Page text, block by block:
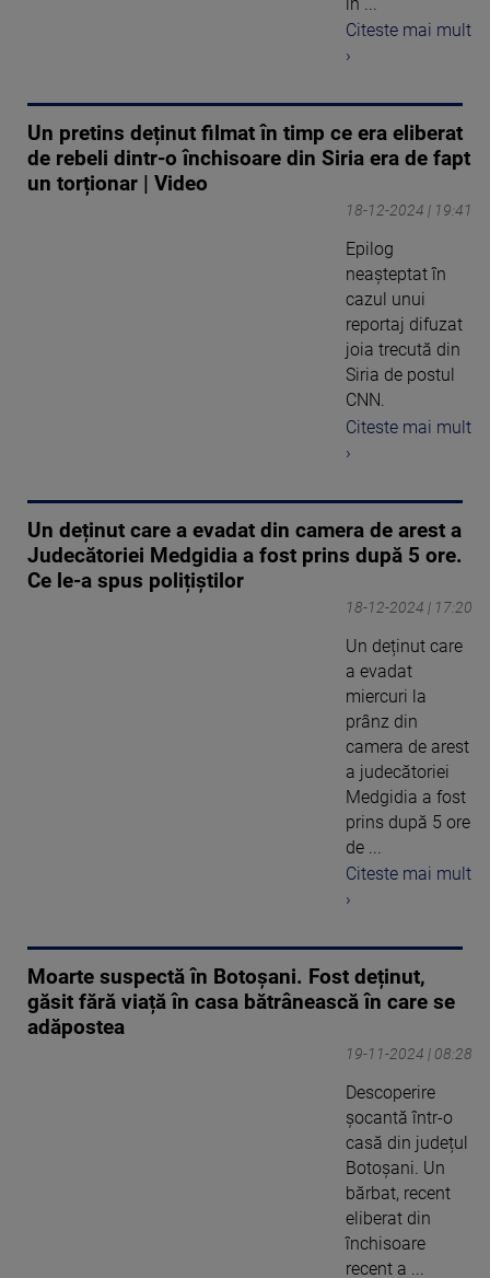
Citeste mai mult
›
Un pretins deținut filmat în timp ce era eliberat
de rebeli dintr-o închisoare din Siria era de fapt
un torționar | Video
18-12-2024 | 19:41
Epilog
neaşteptat în
cazul unui
reportaj difuzat
joia trecută din
Siria de postul
CNN.
Citeste mai mult
›
Un deținut care a evadat din camera de arest a
Judecătoriei Medgidia a fost prins după 5 ore.
Ce le-a spus polițiștilor
18-12-2024 | 17:20
Un deținut care
a evadat
miercuri la
prânz din
camera de arest
a judecătoriei
Medgidia a fost
prins după 5 ore
de ...
Citeste mai mult
›
Moarte suspectă în Botoșani. Fost deținut,
găsit fără viață în casa bătrânească în care se
adăpostea
19-11-2024 | 08:28
Descoperire
șocantă într-o
casă din județul
Botoșani. Un
bărbat, recent
eliberat din
închisoare
recent a ...